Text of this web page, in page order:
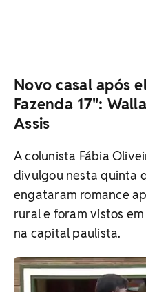
Novo casal após
Fazenda 17":
Assis
A colunista Fábia
divulgou nesta quinta
engataram romance
rural e foram vistos
na capital paulista.